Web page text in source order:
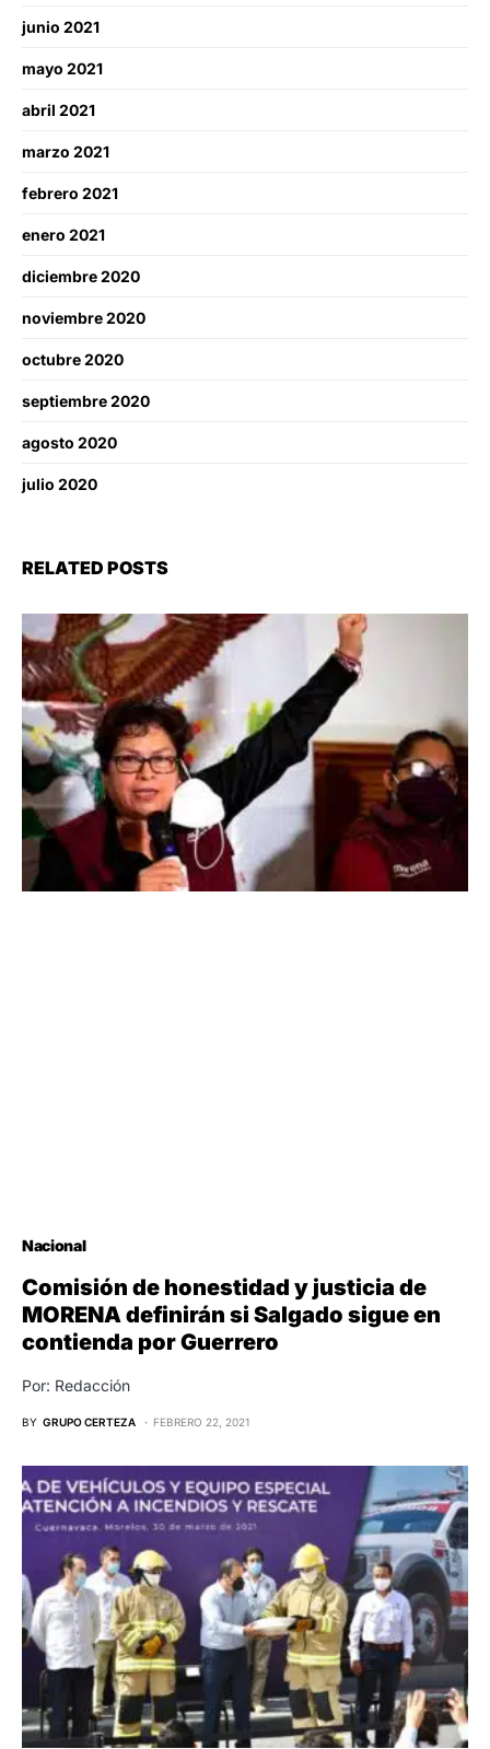
junio 2021
mayo 2021
abril 2021
marzo 2021
febrero 2021
enero 2021
diciembre 2020
noviembre 2020
octubre 2020
septiembre 2020
agosto 2020
julio 2020
RELATED POSTS
Nacional
Comisión de honestidad y justicia de
MORENA definirán si Salgado sigue en
contienda por Guerrero
Por: Redacción
BY GRUPO CERTEZA FEBRERO 22, 2021